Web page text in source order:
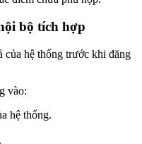
bộ tích hợp
hệ thống trước khi đăng
vào:
hệ thống.